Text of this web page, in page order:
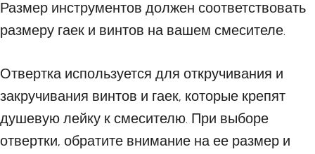
Размер инструментов должен соответствовать
размеру гаек и винтов на вашем смесителе.
Отвертка используется для откручивания и
закручивания винтов и гаек, которые крепят
душевую лейку к смесителю. При выборе
отвертки, обратите внимание на ее размер и